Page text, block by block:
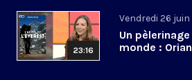
23:16
Vendredi 26
Un
monde :